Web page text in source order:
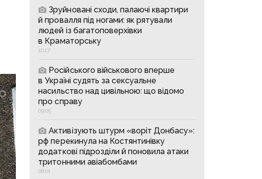
Зруйновані сходи, палаючі квартири
й провалля під ногами: як рятували
людей із багатоповерхівки
в Краматорську
10:17
Російського військового вперше
в Україні судять за сексуальне
насильство над цивільною: що відомо
про справу
09:05
Активізують штурм «воріт Донбасу»:
рф перекинула на Костянтинівку
додаткові підрозділи й поновила атаки
тритонними авіабомбами
08:01